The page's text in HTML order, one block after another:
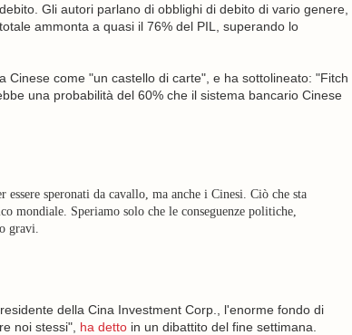
Gli autori parlano di obblighi di debito di vario genere,
ammonta a quasi il 76% del PIL, superando lo
Cinese come "un castello di carte", e ha sottolineato: "Fitch
una probabilità del 60% che il sistema bancario Cinese
speronati da cavallo, ma anche i Cinesi. Ciò che sta
mondiale. Speriamo solo che le conseguenze politiche,
gravi.
della Cina Investment Corp., l'enorme fondo di
noi stessi", ha dettoin un dibattito del fine settimana.